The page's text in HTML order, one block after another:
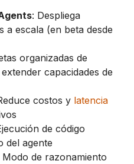
: Despliega
a escala (en beta desde
organizadas de
capacidades de
costos y latencia
de código
del agente
Modo de razonamiento